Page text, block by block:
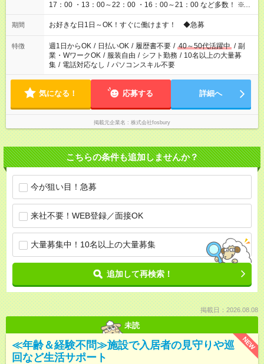
17：00 ・13：00～22：00 ・16：00～21：00 など多数！ ※お
仕事により勤務時間が異なります
期間 お好きな日1日～OK！すぐに働けます！ ◆急募
特徴 週1日からOK / 日払いOK / 履歴書不要 / 40～50代活躍中 / 副
業・WワークOK / 服装自由 / シフト勤務 / 10名以上の大量募
集 / 電話対応なし / パソコンスキル不要
気になる！ 応募する 詳細へ
掲載元企業名 株式会社fosbury
こちらの条件も追加しませんか？
今が狙い目！急募
来社不要！WEB登録／面接OK
大量募集中！10名以上の大量募集
追加して再検索！
掲載日：2026.08.08
未読
NEW
≪年齢＆経験不問≫施設で入居者の見守りや巡
回など生活サポート